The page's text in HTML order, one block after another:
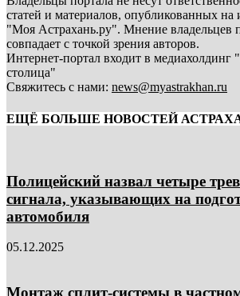
статей и материалов, опубликованных на
"Моя Астрахань.ру". Мнение владельцев
совпадает с точкой зрения авторов.
Интернет-портал входит в медиахолдинг
столица"
Свяжитесь с нами: news@myastrakhan.ru
ЕЩЁ БОЛЬШЕ НОВОСТЕЙ
Полицейский назвал четыре
сигнала, указывающих на
автомобиля
05.12.2025
Монтаж сплит-системы в